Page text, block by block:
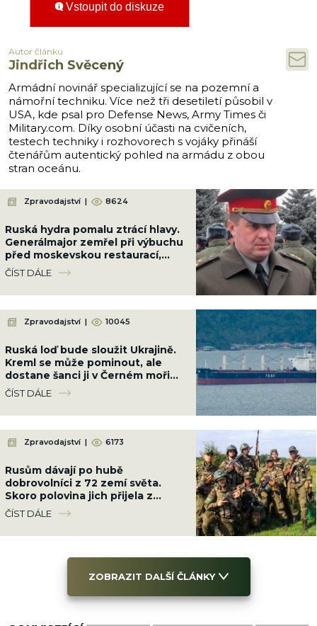
Vstoupit do diskuze
Autor článku
Jindřich Svěcený
Armádní novinář specializující se na pozemní a
námořní techniku. Více než tři desetiletí působil v
USA, kde psal pro Defense News, Army Times či
Military.com. Díky osobní účasti na cvičeních,
testech techniky i rozhovorech s vojáky přináší
čtenářům autentický pohled na armádu z obou
stran oceánu.
Zpravodajství | 8624
Ruská hydra pomalu ztrácí hlavy.
Generálmajor zemřel při výbuchu
před moskevskou restaurací,
když slavil narozeniny šéfa
vzdušných sil
ČÍST DÁLE
Zpravodajství | 10045
Ruská loď bude sloužit Ukrajině.
Kreml se může pominout, ale
dostane šanci ji v Černém moři
potopit
ČÍST DÁLE
Zpravodajství | 6173
Rusům dávají po hubě
dobrovolníci z 72 zemí světa.
Skoro polovina jich přijela z
Latinské Ameriky
ČÍST DÁLE
ZOBRAZIT DALŠÍ ČLÁNKY